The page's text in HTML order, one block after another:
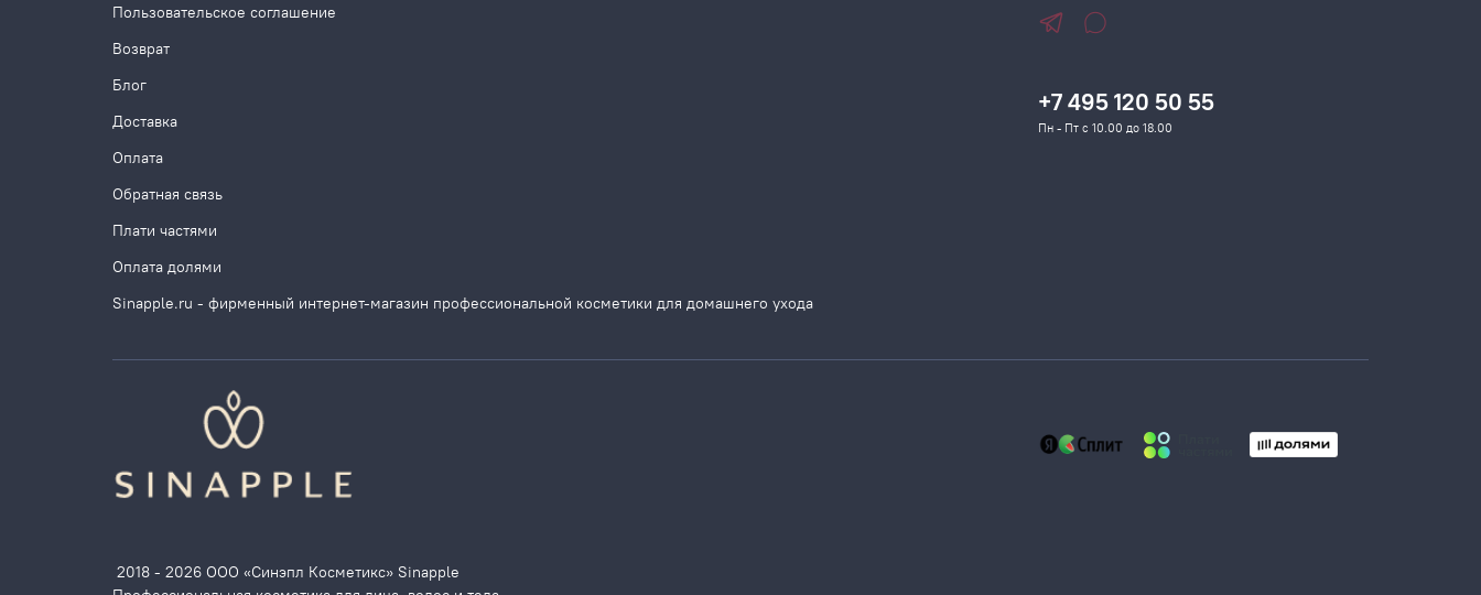
Пользовательское соглашение
Возврат
Блог
Доставка
Оплата
Обратная связь
Плати частями
Оплата долями
Sinapple.ru - фирменный интернет-магазин профессиональной косметики для домашнего ухода
+7 495 120 50 55
Пн - Пт с 10.00 до 18.00
2018 - 2026 ООО «Синэпл Косметикс» Sinapple